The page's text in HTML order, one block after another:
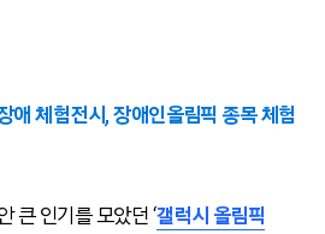
애 체험전시, 장애인올림픽 종목 체험
큰 인기를 모았던 ‘갤럭시 올림픽